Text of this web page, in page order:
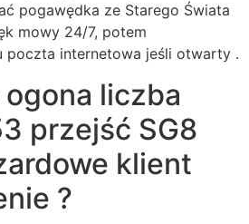
pogawędka ze Starego Świata
mowy 24/7, potem
poczta internetowa jeśli otwarty .
liczba
przejść SG8
klient
?